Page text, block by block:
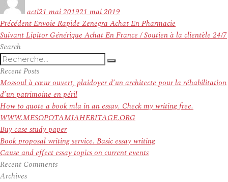
actile
21 mai 201921 mai 2019
Navigation
de
l’article
PrécédentArticle
précédent :
Envoie Rapide Zenegra Achat En Pharmacie
SuivantArticle
Lipitor Générique Achat En France / Soutien à la clientèle 24/7
Search
Recherche
pour
:
Recherche
Recent Posts
Mossoul à cœur ouvert, plaidoyer d’un architecte pour la réhabilitation
d’un patrimoine en péril
How to quote a book mla in an essay. Check my writing free.
WWW.MESOPOTAMIAHERITAGE.ORG
Buy case study paper
Book proposal writing service. Basic essay writing
Cause and effect essay topics on current events
Recent Comments
Archives